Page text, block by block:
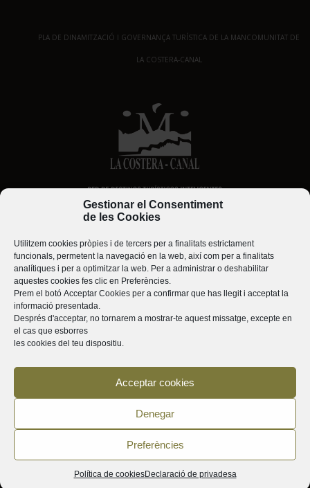
Gestionar el Consentiment
de les Cookies
Utilitzem cookies pròpies i de tercers per a finalitats estrictament
funcionals, permetent la navegació en la web, així com per a finalitats
analítiques i per a optimitzar la web. Per a administrar o deshabilitar
aquestes cookies fes clic en Preferències.
Prem el botó Acceptar Cookies per a confirmar que has llegit i acceptat la
informació presentada.
Després d'acceptar, no tornarem a mostrar-te aquest missatge, excepte en
el cas que esborres
les cookies del teu dispositiu.
Acceptar cookies
Denegar
Preferències
Política de cookiesDeclaració de privadesa
PLA DE DINAMITZACIÓ I GOVERNANÇA TURÍSTICA DE LA MANCOMUNITAT DE
LA COSTERA-CANAL